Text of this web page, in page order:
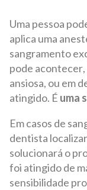
Uma pessoa
aplica uma
sangramento
pode acontecer,
ansiosa, ou em
atingido. É uma
Em casos de
dentista
solucionará o
foi atingido de
sensibilidade